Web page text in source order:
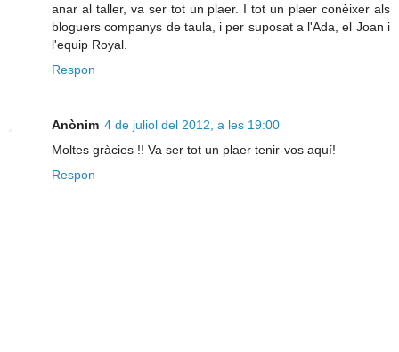
anar al taller, va ser tot un plaer. I tot un plaer conèixer als
bloguers companys de taula, i per suposat a l'Ada, el Joan i
l'equip Royal.
Respon
Anònim 4 de juliol del 2012, a les 19:00
Moltes gràcies !! Va ser tot un plaer tenir-vos aquí!
Respon